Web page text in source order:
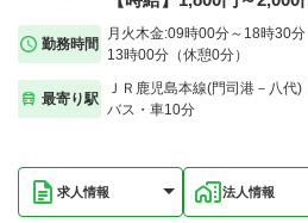
勤務時間
月火木金:09時00分～18時30
13時00分（休憩0分）
最寄り駅
ＪＲ鹿児島本線(門司港－八代)
バス・車10分
求人情報 法人情報